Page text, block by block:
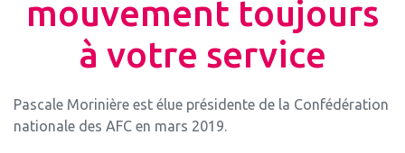
mouvement toujours
à votre service
Pascale Morinière est élue présidente de la Confédération
nationale des AFC en mars 2019.